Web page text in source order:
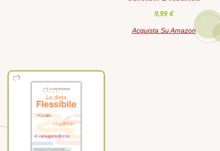
9,99 €
Acquista Su Amazon